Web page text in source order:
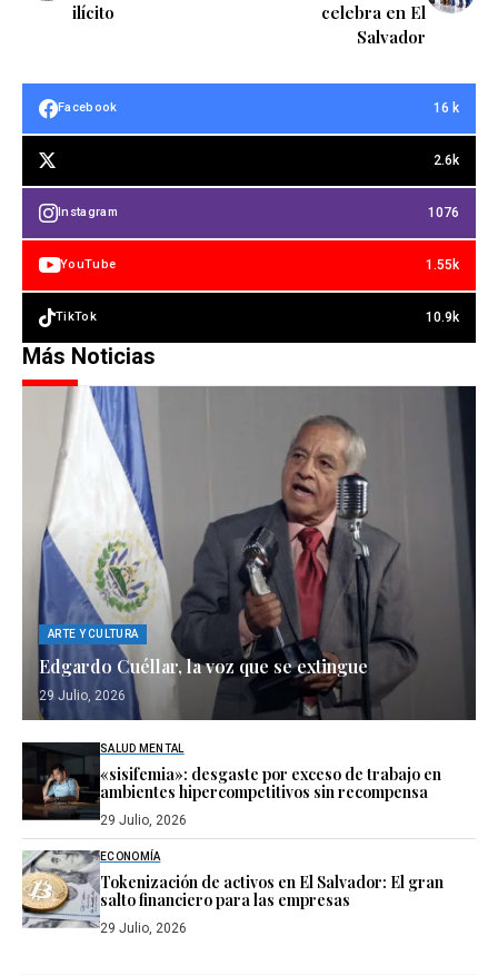
ilícito
celebra en El
Salvador
Facebook 16 k
2.6k
Instagram 1076
YouTube 1.55k
TikTok 10.9k
Más Noticias
ARTE Y CULTURA
Edgardo Cuéllar, la voz que se extingue
29 Julio, 2026
SALUD MENTAL
«sisifemia»: desgaste por exceso de trabajo en
ambientes hipercompetitivos sin recompensa
29 Julio, 2026
ECONOMÍA
Tokenización de activos en El Salvador: El gran
salto financiero para las empresas
29 Julio, 2026